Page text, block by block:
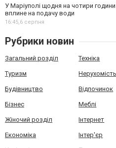
У Маріуполі щодня на чотири
вплине на подачу води
16:45,6 серпня
Рубрики новин
Загальний розділ Техніка
Туризм Нерухомість
Будівництво Відпочинок
Бізнес Меблі
Жіночий розділ Інтернет
Економіка Інтер'єр